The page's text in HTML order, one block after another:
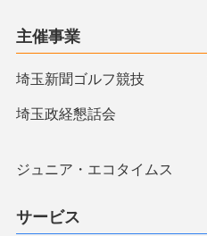
主催事業
埼玉新聞ゴルフ競技
埼玉政経懇話会
ジュニア・エコタイムス
サービス